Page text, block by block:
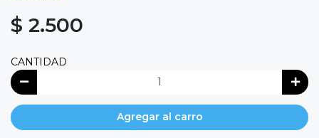
$ 2.500
CANTIDAD
Agregar al carro